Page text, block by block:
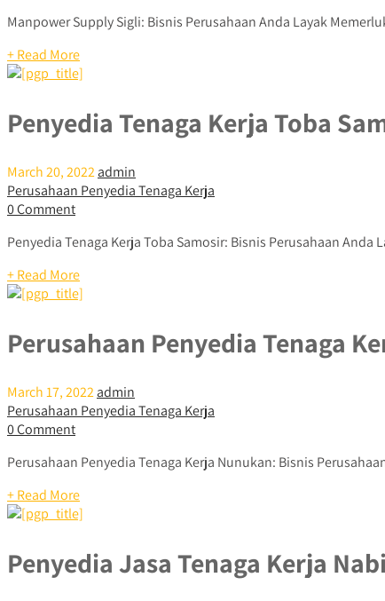
Manpower Supply Sigli: Bisnis Perusahaan Anda Layak
+ Read More
Penyedia Tenaga Kerja Toba
March 20, 2022admin
Perusahaan Penyedia Tenaga Kerja
0 Comment
Penyedia Tenaga Kerja Toba Samosir: Bisnis Perusahaan
+ Read More
Perusahaan Penyedia Tenaga
March 17, 2022admin
Perusahaan Penyedia Tenaga Kerja
0 Comment
Perusahaan Penyedia Tenaga Kerja Nunukan: Bisnis
+ Read More
Penyedia Jasa Tenaga Kerja